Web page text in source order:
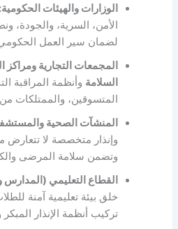
الوزارات والهيئات الحكومية:
الأمن، السرية، والجودة،
لضمان سير العمل
المجمعات التجارية ومراكز
السلامة وأنظمة المراقبة
المتسوقين، والممتلكات
المنشآت الصحية
وإنذار متخصصة لا تتعارض
وتضمن سلامة المرضى
القطاع التعليمي
خلق بيئة تعليمية آمنة
تركيب أنظمة الإنذار